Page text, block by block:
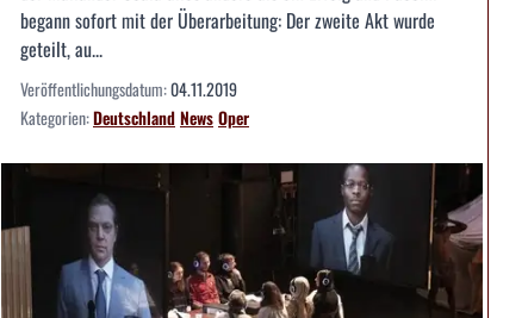
begann sofort mit der Überarbeitung: Der zweite Akt wurde
geteilt, au...
Veröffentlichungsdatum:04.11.2019
Kategorien:DeutschlandNewsOper